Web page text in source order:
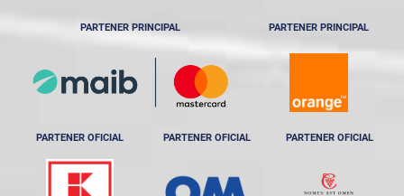
PARTENER PRINCIPAL PARTENER PRINCIPAL
PARTENER OFICIAL PARTENER OFICIAL PARTENER OFICIAL